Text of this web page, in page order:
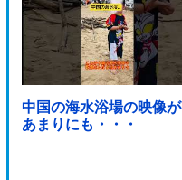
中国の海水浴場の映像が
あまりにも・・・